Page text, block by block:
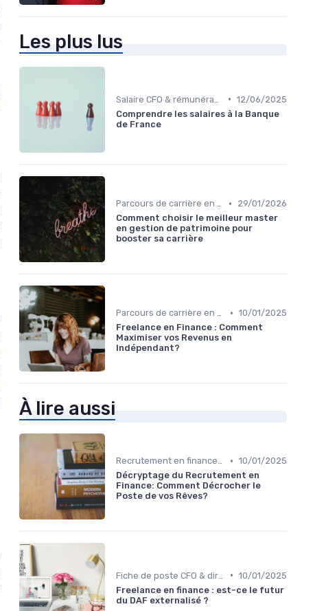
Les plus lus
• 12/06/2025
Comprendre les salaires à la Banque
de France
Parcours de carrière en finance •
29/01/2026
Comment choisir le meilleur master
en gestion de patrimoine pour
booster sa carrière
Parcours de carrière en finance • 10/01/2025
Freelance en Finance : Comment
Maximiser vos Revenus en
Indépendant?
À lire aussi
Recrutement en finance d’entreprise • 10/01/2025
Décryptage du Recrutement en
Finance: Comment Décrocher le
Poste de vos Rêves?
• 10/01/2025
Freelance en finance : est-ce le futur
du DAF externalisé ?